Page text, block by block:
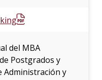
del MBA
Postgrados y
Administración y